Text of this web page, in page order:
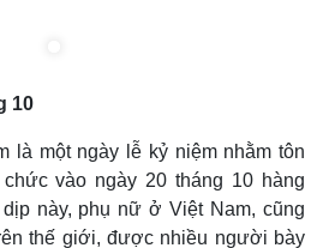
10
là một ngày lễ kỷ niệm nhằm tôn
vào ngày 20 tháng 10 hàng
này, phụ nữ ở Việt Nam, cũng
thế giới, được nhiều người bày